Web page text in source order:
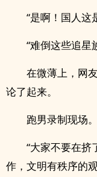
“是啊！国人这
“难倒这些追星
在微薄上，网
论了起来。
跑男录制现场。
“大家不要在挤
作，文明有秩序的